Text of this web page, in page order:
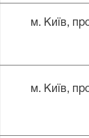
м. Київ,
м. Київ,